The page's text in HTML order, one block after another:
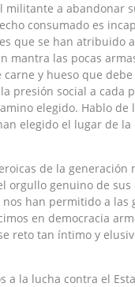
militante a abandonar
consumado es
que se han atribuido
mantra las pocas
y hueso que
presión social a cada
elegido. Hablo de
elegido el lugar de
de la generación
orgullo genuino de sus
han permitido a las
en democracia
reto tan íntimo y
a la lucha contra el